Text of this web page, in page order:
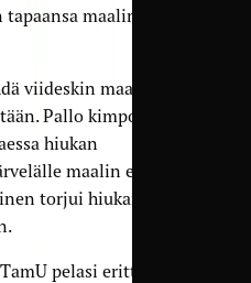
maalin
viideskin maali heti
Pallo kimposi
hiukan
maalin eteen,
torjui hiukan
pelasi erittäin